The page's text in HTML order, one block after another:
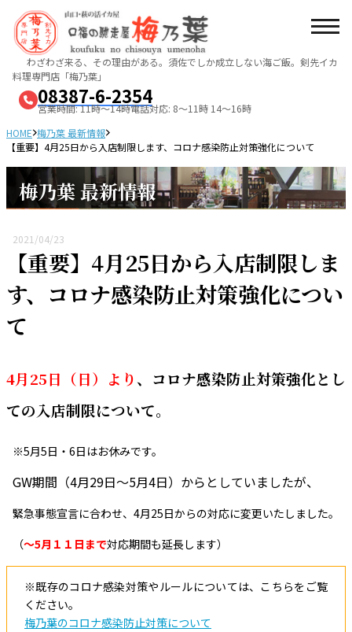
わざわざ来る、その理由がある。須佐でしか成立しない海ご飯。 剣先イカ
料理専門店「梅乃葉」
08387-6-2354
営業時間: 11時～14時電話対応: 8～11時 14～16時
HOME 梅乃葉 最新情報
【重要】4月25日から入店制限します、コロナ感染防止対策強化について
梅乃葉 最新情報
2021/04/23
【重要】4月25日から入店制限しま
す、コロナ感染防止対策強化につい
て
4月25日（日）より、コロナ感染防止対策強化とし
ての入店制限について。
※5月5日・6日はお休みです。
GW期間（4月29日～5月4日）からとしていましたが、
緊急事態宣言に合わせ、4月25日からの対応に変更いたしました。
（～5月１１日まで対応期間も延長します）
※既存のコロナ感染対策やルールについては、こちらをご覧
ください。
梅乃葉のコロナ感染防止対策について